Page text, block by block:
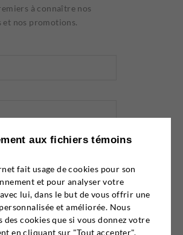
à connaître nos
et nos promotions.
:
Cyberimpact
aux fichiers témoins
fait usage de cookies pour son
et pour analyser votre
lui, dans le but de vous offrir une
et améliorée. Nous
des cookies que si vous donnez votre
en cliquant sur "Tout accepter".